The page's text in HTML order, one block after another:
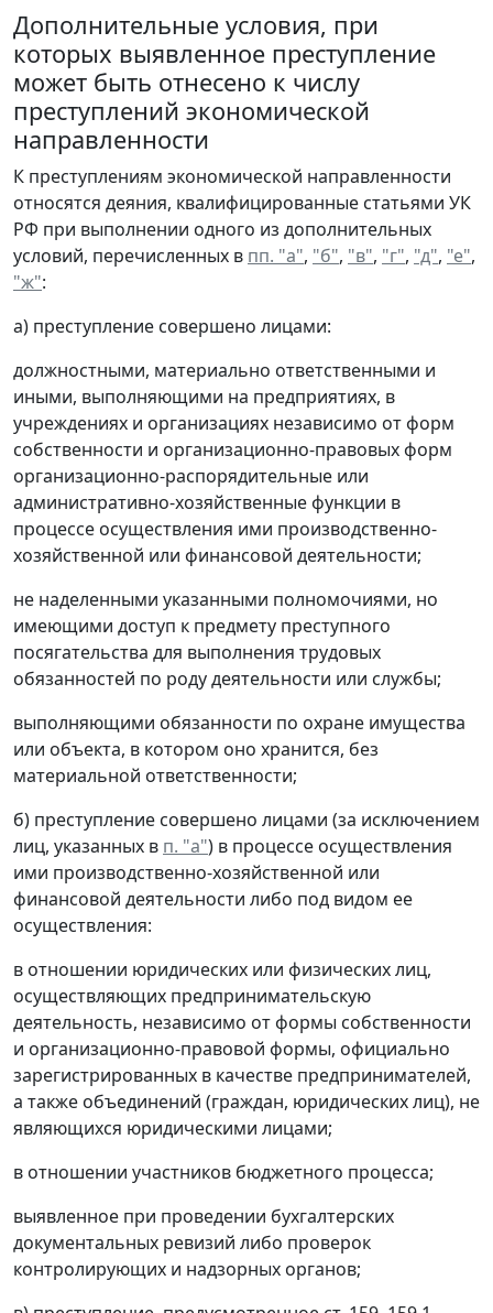
Дополнительные условия, при
которых выявленное преступление
может быть отнесено к числу
преступлений экономической
направленности
К преступлениям экономической направленности
относятся деяния, квалифицированные статьями УК
РФ при выполнении одного из дополнительных
условий, перечисленных в пп. "а", "б", "в", "г", "д", "е",
"ж":
а) преступление совершено лицами:
должностными, материально ответственными и
иными, выполняющими на предприятиях, в
учреждениях и организациях независимо от форм
собственности и организационно-правовых форм
организационно-распорядительные или
административно-хозяйственные функции в
процессе осуществления ими производственно-
хозяйственной или финансовой деятельности;
не наделенными указанными полномочиями, но
имеющими доступ к предмету преступного
посягательства для выполнения трудовых
обязанностей по роду деятельности или службы;
выполняющими обязанности по охране имущества
или объекта, в котором оно хранится, без
материальной ответственности;
б) преступление совершено лицами (за исключением
лиц, указанных в п. "а") в процессе осуществления
ими производственно-хозяйственной или
финансовой деятельности либо под видом ее
осуществления:
в отношении юридических или физических лиц,
осуществляющих предпринимательскую
деятельность, независимо от формы собственности
и организационно-правовой формы, официально
зарегистрированных в качестве предпринимателей,
а также объединений (граждан, юридических лиц), не
являющихся юридическими лицами;
в отношении участников бюджетного процесса;
выявленное при проведении бухгалтерских
документальных ревизий либо проверок
контролирующих и надзорных органов;